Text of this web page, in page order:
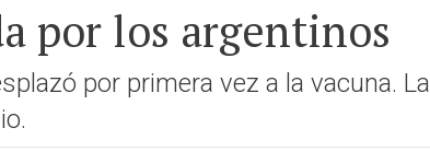
por los argentinos
por primera vez a la vacuna. La